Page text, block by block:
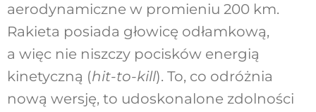
aerodynamiczne w promieniu 200 km.
Rakieta posiada głowicę odłamkową,
a więc nie niszczy pocisków energią
kinetyczną (hit-to-kill). To, co odróżnia
nową wersję, to udoskonalone zdolności